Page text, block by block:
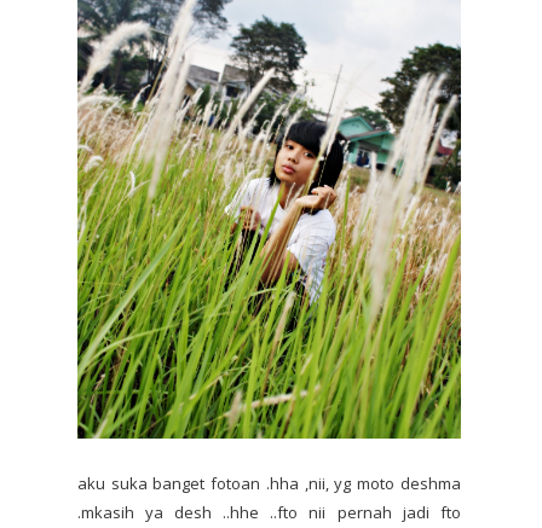
aku suka banget fotoan .hha ,nii, yg moto deshma
.mkasih ya desh ..hhe ..fto nii pernah jadi fto